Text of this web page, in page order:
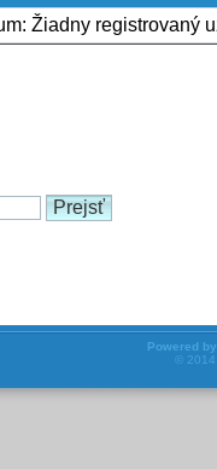
Žiadny registrovaný
Powered by
©